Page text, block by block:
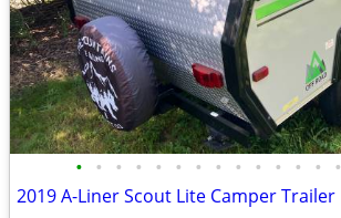
• • • • • • • • • • • • • •
2019 A-Liner Scout Lite Camper Trailer